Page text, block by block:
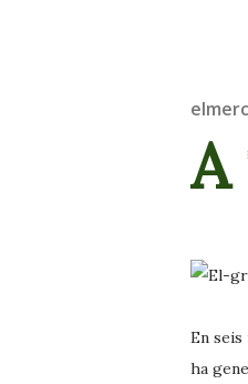
A
En seis
ha